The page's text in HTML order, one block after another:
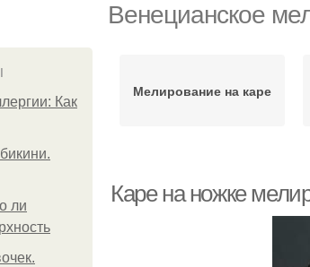
Венецианское
Как
ли
Мелирование на каре
Каре на ножке